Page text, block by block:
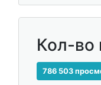
Кол-во
786 503